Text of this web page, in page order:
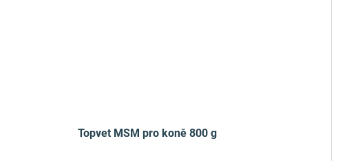
Topvet MSM pro koně 800 g